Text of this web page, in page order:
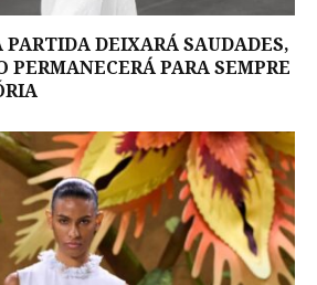
DEIXARÁ SAUDADES,
PERMANECERÁ PARA SEMPRE